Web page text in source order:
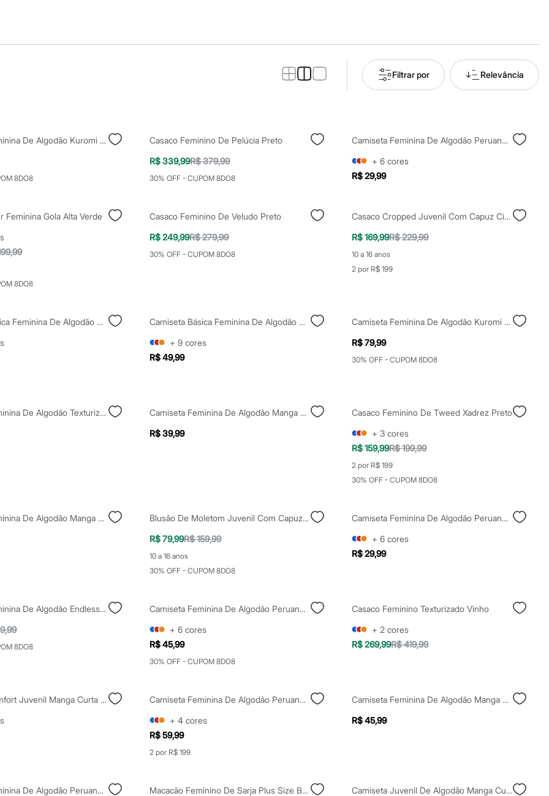
Filtrar por Relevância
Camiseta Feminina De Algodão Kuromi Cinza
8DO8
Casaco Feminino De Pelúcia Preto
R$ 339,99R$ 379,99
30% OFF - CUPOM 8DO8
Camiseta Feminina De Algodão Peruano Manga Curta Azul
+ 6 cores
R$ 29,99
Feminina Gola Alta Verde
8DO8
Casaco Feminino De Veludo Preto
R$ 249,99R$ 279,99
30% OFF - CUPOM 8DO8
Casaco Cropped Juvenil Com Capuz Cinza
R$ 169,99R$ 229,99
10 a 16 anos
2 por R$ 199
Camiseta Básica Feminina De Algodão Peruano Manga Curta Verde
Camiseta Básica Feminina De Algodão Peruano Manga Curta Azul
+ 9 cores
R$ 49,99
Camiseta Feminina De Algodão Kuromi Listrada Azul
R$ 79,99
30% OFF - CUPOM 8DO8
Camiseta Feminina De Algodão Texturizada Preta
Camiseta Feminina De Algodão Manga Curta Estampada Azul
R$ 39,99
Casaco Feminino De Tweed Xadrez Preto
+ 3 cores
R$ 159,99R$ 199,99
2 por R$ 199
30% OFF - CUPOM 8DO8
Camiseta Feminina De Algodão Manga Curta Saja Boys Rosa
Blusão De Moletom Juvenil Com Capuz E Bolso True Love Bege
R$ 79,99R$ 159,99
10 a 16 anos
30% OFF - CUPOM 8DO8
Camiseta Feminina De Algodão Peruano Manga Curta Vinho
+ 6 cores
R$ 29,99
Camiseta Feminina De Algodão Endless Potential Mindset Azul
8DO8
Camiseta Feminina De Algodão Peruano Decote V Rosa
+ 6 cores
R$ 45,99
30% OFF - CUPOM 8DO8
Casaco Feminino Texturizado Vinho
+ 2 cores
R$ 269,99R$ 419,99
Camiseta Comfort Juvenil Manga Curta Bicolor Preta
Camiseta Feminina De Algodão Peruano Preta
+ 4 cores
R$ 59,99
2 por R$ 199
Camiseta Feminina De Algodão Manga Curta Coragem Rosa
R$ 45,99
Camiseta Feminina De Algodão Peruano Decote Canoa Manga Curta Marrom
Macacão Feminino De Sarja Plus Size Bege
Camiseta Juvenil De Algodão Manga Curta Youth Culture Cinza